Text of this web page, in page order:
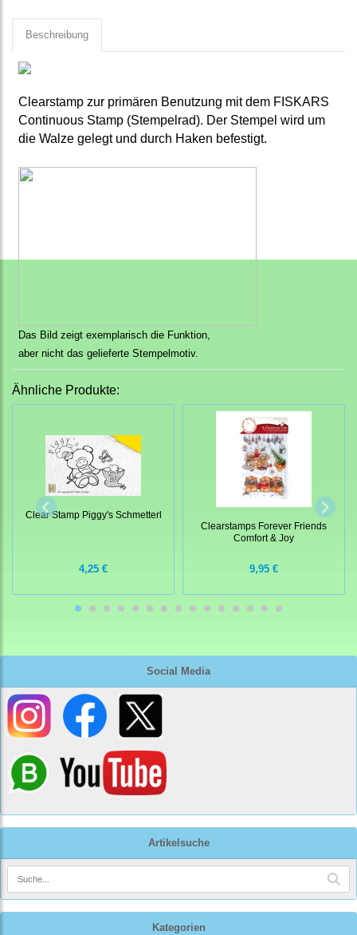
Social Media
Artikelsuche
Kategorien
Beschreibung
Clearstamp zur primären Benutzung mit dem FISKARS
Continuous Stamp (Stempelrad). Der Stempel wird um
die Walze gelegt und durch Haken befestigt.
Das Bild zeigt exemplarisch die Funktion,
aber nicht das gelieferte Stempelmotiv.
Ähnliche Produkte:
Clear Stamp Piggy's Schmetterl
4,25 €
Clearstamps Forever Friends
Comfort & Joy
9,95 €